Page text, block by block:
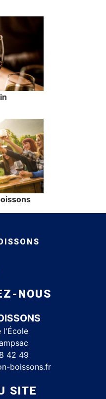
NOUS
l'École
42 49
boissons.fr
SITE